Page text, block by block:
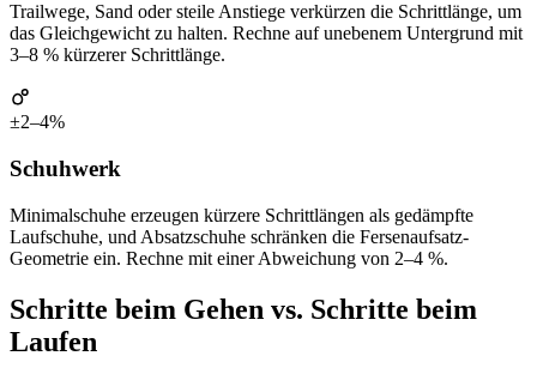
Trailwege, Sand oder steile Anstiege verkürzen die Schrittlänge, um
das Gleichgewicht zu halten. Rechne auf unebenem Untergrund mit
3–8 % kürzerer Schrittlänge.
±2–4%
Schuhwerk
Minimalschuhe erzeugen kürzere Schrittlängen als gedämpfte
Laufschuhe, und Absatzschuhe schränken die Fersenaufsatz-
Geometrie ein. Rechne mit einer Abweichung von 2–4 %.
Schritte beim Gehen vs. Schritte beim
Laufen